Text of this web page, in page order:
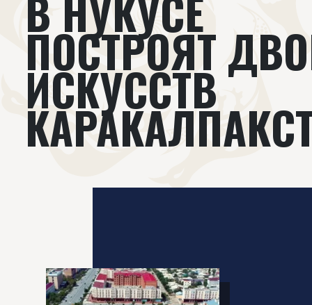
Авторы Всемирное общество
Новости
Проекты Подкасты
Книги Видеолекторий
ПОСТРОЯТ
ИСКУССТВ